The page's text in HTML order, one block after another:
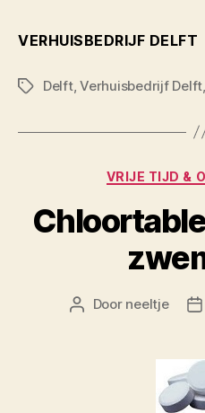
VERHUISBEDRIJF DELFT
TagsDelft,Verhuisbedrijf Delft,
VRIJE TIJD &
Berichtauteur
Door neeltje